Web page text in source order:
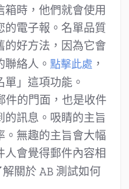
箱時，他們就會使用
的電子報。名單品質
的好方法，因為它會
絡人。 點擊此處 ，
」這項功能。
件的門面，也是收件
的訊息。吸睛的主旨
。無趣的主旨會大幅
人會覺得郵件內容相
解關於 AB 測試如何